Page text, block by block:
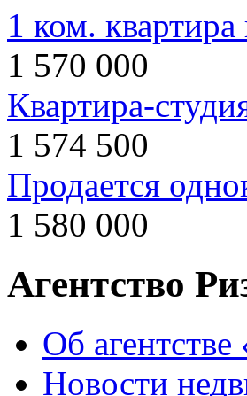
1 ком.
1 570 000
Квартира-
1 574 500
Продается
1 580 000
Агентство
Об
Новости